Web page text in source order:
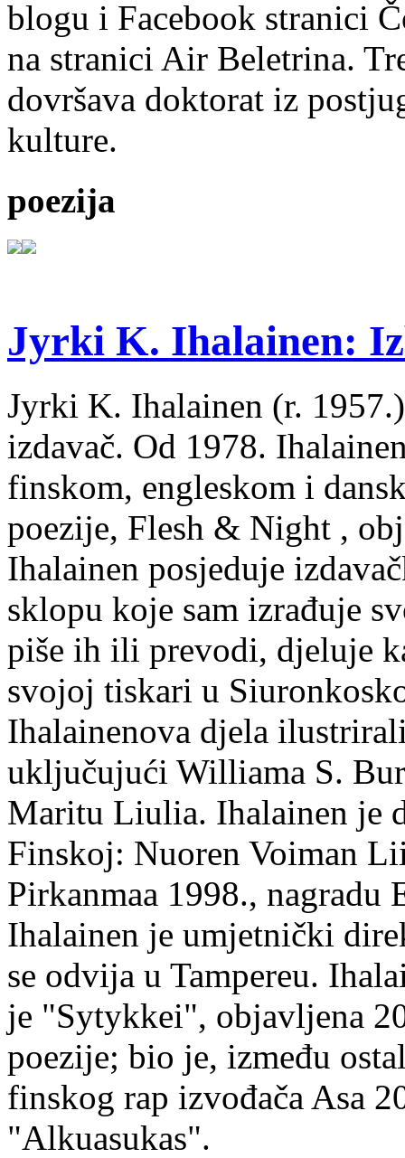
blogu i Facebook stranici
na stranici Air Beletrina.
dovršava doktorat iz
kulture.
poezija
Jyrki K. Ihalainen:
Jyrki K. Ihalainen (r.
izdavač. Od 1978.
finskom, engleskom i
poezije, Flesh & Night ,
Ihalainen posjeduje
sklopu koje sam izrađuje
piše ih ili prevodi, djeluje
svojoj tiskari u
Ihalainenova djela
uključujući Williama S.
Maritu Liulia. Ihalainen je
Finskoj: Nuoren Voiman
Pirkanmaa 1998.,
Ihalainen je umjetnički
se odvija u Tampereu.
je "Sytykkei", objavljena
poezije; bio je, između
finskog rap izvođača Asa
"Alkuasukas".